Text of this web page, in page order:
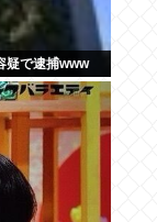
疑で逮捕www